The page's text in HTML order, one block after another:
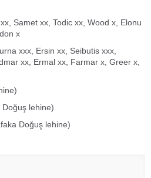
Samet xx, Todic xx, Wood x, Elonu
x
xxx, Ersin xx, Seibutis xxx,
xx, Ermal xx, Farmar x, Greer x,
lehine)
Doğuş lehine)